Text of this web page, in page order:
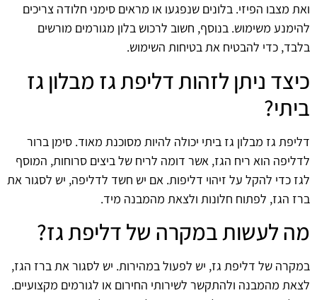
ואת מצבו הפיזי. בלונים שנפגעו או מראים סימני חלודה צריכים
להימנע משימוש. בנוסף, חשוב לרכוש בלון מגורמים מורשים
בלבד, כדי להבטיח את בטיחות השימוש.
כיצד ניתן לזהות דליפת גז מבלון גז
ביתי?
דליפת גז מבלון גז ביתי יכולה להיות מסוכנת מאוד. סימן ברור
לדליפה הוא ריח הגז, אשר דומה לריח של ביצים סרוחות, המוסף
לגז כדי להקל על זיהוי דליפות. אם יש חשד לדליפה, יש לסגור את
ברז הגז, לפתוח חלונות ולצאת מהמבנה מיד.
מה לעשות במקרה של דליפת גז?
במקרה של דליפת גז, יש לפעול במהירות. יש לסגור את ברז הגז,
לצאת מהמבנה ולהתקשר לשירותי החירום או לגורמים מקצועיים.